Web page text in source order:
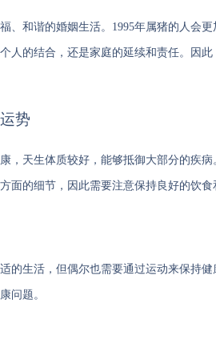
、和谐的婚姻生活。1995年属猪的人会
人的结合，还是家庭的延续和责任。因
势
，天生体质较好，能够抵御大部分的疾
面的细节，因此需要注意保持良好的饮食
的生活，但偶尔也需要通过运动来保持
问题。